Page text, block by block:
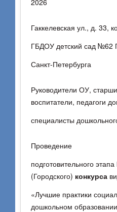
Янковская В.М.,
Деркунская В.А.,
Ахтырская Ю.В.
Гаккелевская ул., д. 33,
ГБДОУ детский сад №62
Санкт-Петербурга
Руководители ОУ,
воспитатели, педагоги
специалисты
Проведение
подготовительного
(Городского) конкурса
«Лучшие практики
дошкольном